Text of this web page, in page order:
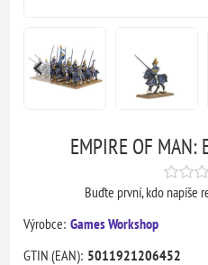
EMPIRE OF MAN:
Buďte první, kdo napíše
Výrobce: Games Workshop
GTIN (EAN): 5011921206452